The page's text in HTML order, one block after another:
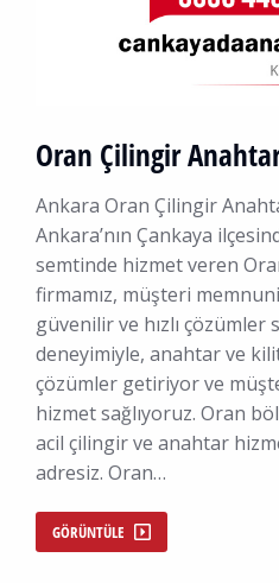
Oran Çilingir
Ankara Oran Çilingir
Ankara’nın Çankaya
semtinde hizmet veren
firmamız, müşteri
güvenilir ve hızlı çözümler
deneyimiyle, anahtar ve
çözümler getiriyor ve
hizmet sağlıyoruz. Oran
acil çilingir ve anahtar
adresiz. Oran…
GÖRÜNTÜLE